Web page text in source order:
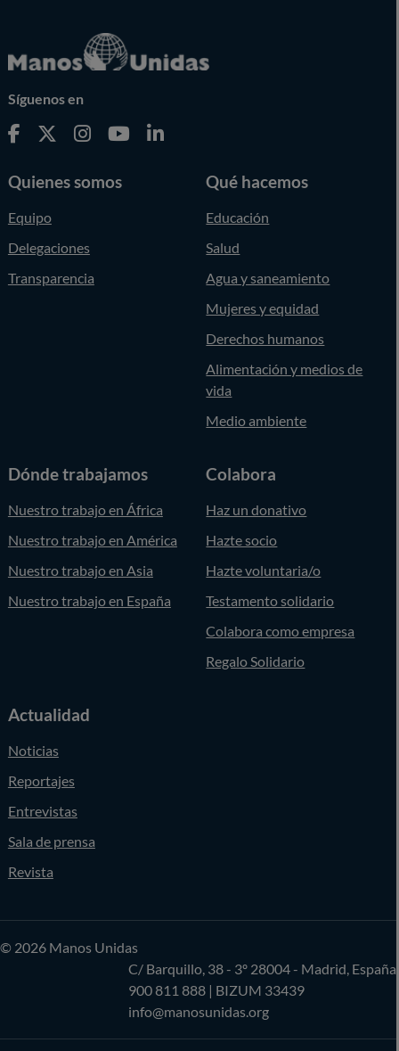
Síguenos en
Quienes somos
Equipo
Delegaciones
Transparencia
Qué hacemos
Educación
Salud
Agua y saneamiento
Mujeres y equidad
Derechos humanos
Alimentación y medios de
vida
Medio ambiente
Dónde trabajamos
Nuestro trabajo en África
Nuestro trabajo en América
Nuestro trabajo en Asia
Nuestro trabajo en España
Colabora
Haz un donativo
Hazte socio
Hazte voluntaria/o
Testamento solidario
Colabora como empresa
Regalo Solidario
Actualidad
Noticias
Reportajes
Entrevistas
Sala de prensa
Revista
© 2026 Manos Unidas
C/ Barquillo, 38 - 3º 28004 - Madrid, España
900 811 888 | BIZUM 33439
info@manosunidas.org